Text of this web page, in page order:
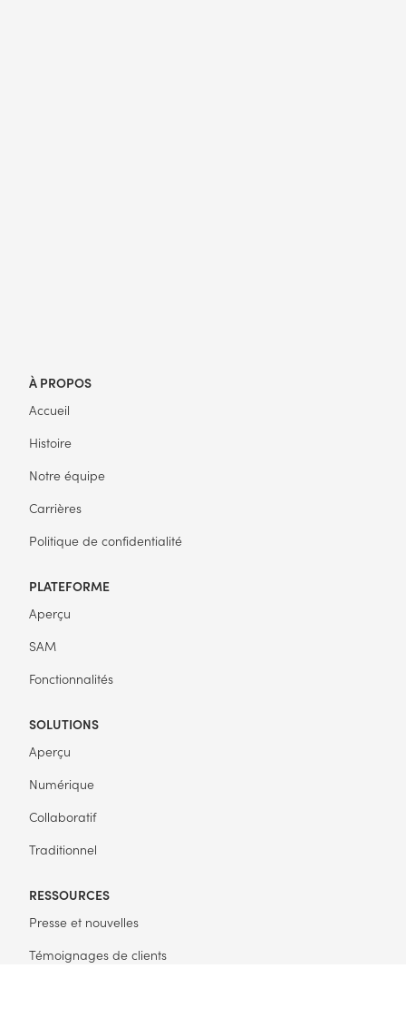
À PROPOS
Accueil
Histoire
Notre équipe
Carrières
Politique de confidentialité
PLATEFORME
Aperçu
SAM
Fonctionnalités
SOLUTIONS
Aperçu
Numérique
Collaboratif
Traditionnel
RESSOURCES
Presse et nouvelles
Témoignages de clients